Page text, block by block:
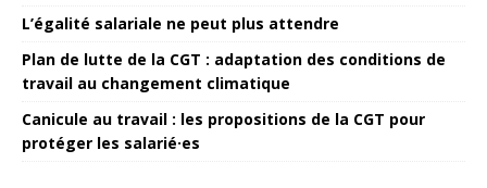
L’égalité salariale ne peut plus attendre
Plan de lutte de la CGT : adaptation des conditions de
travail au changement climatique
Canicule au travail : les propositions de la CGT pour
protéger les salarié·es